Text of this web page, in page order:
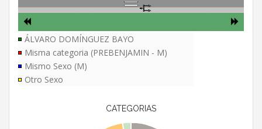
ÁLVARO DOMÍNGUEZ BAYO
Misma categoria (PREBENJAMIN - M)
Mismo Sexo (M)
Otro Sexo
CATEGORIAS